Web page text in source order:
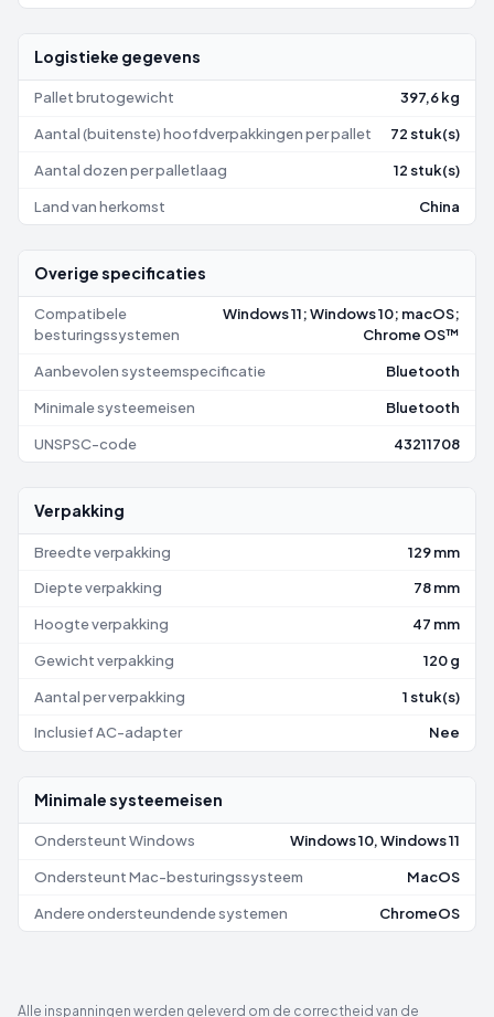
Logistieke gegevens
Pallet brutogewicht 397,6 kg
Aantal (buitenste) hoofdverpakkingen per pallet 72 stuk(s)
Aantal dozen per palletlaag 12 stuk(s)
Land van herkomst China
Overige specificaties
Compatibele
besturingssystemen
Windows 11; Windows 10; macOS;
Chrome OS™
Aanbevolen systeemspecificatie Bluetooth
Minimale systeemeisen Bluetooth
UNSPSC-code 43211708
Verpakking
Breedte verpakking 129 mm
Diepte verpakking 78 mm
Hoogte verpakking 47 mm
Gewicht verpakking 120 g
Aantal per verpakking 1 stuk(s)
Inclusief AC-adapter Nee
Minimale systeemeisen
Ondersteunt Windows Windows 10, Windows 11
Ondersteunt Mac-besturingssysteem MacOS
Andere ondersteundende systemen ChromeOS
Alle inspanningen werden geleverd om de correctheid van de